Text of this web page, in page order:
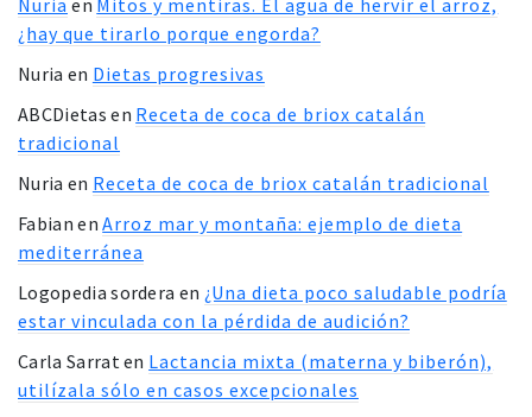
Nuria en Mitos y mentiras. El agua de hervir el arroz,
¿hay que tirarlo porque engorda?
Nuria en Dietas progresivas
ABCDietas en Receta de coca de briox catalán
tradicional
Nuria en Receta de coca de briox catalán tradicional
Fabian enArroz mar y montaña: ejemplo de dieta
mediterránea
Logopedia sordera en ¿Una dieta poco saludable podría
estar vinculada con la pérdida de audición?
Carla Sarraten Lactancia mixta (materna y biberón),
utilízala sólo en casos excepcionales